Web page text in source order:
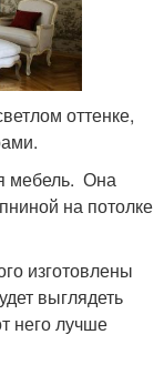
оттенке,
мебель. Она
на потолке
изготовлены
выглядеть
него лучше